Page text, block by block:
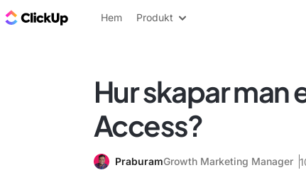
ClickUp-bloggen
Hem Produkt
Hur skapar man
Access?
PraburamGrowth Marketing Manager